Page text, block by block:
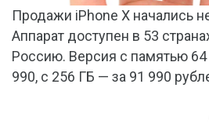
Продажи iPhone X начались
Аппарат доступен в 53
Россию. Версия с памятью 64
990, с 256 ГБ — за 91 990